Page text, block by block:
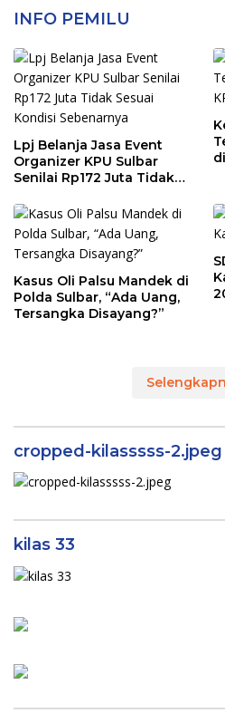
INFO PEMILU
Lpj Belanja Jasa Event
Organizer KPU Sulbar
Senilai Rp172 Juta Tidak
Sebenarnya
Kasus Oli Palsu Mandek di
Polda Sulbar, “Ada Uang,
Tersangka Disayang?”
cropped-kilasssss-2.jpeg
kilas 33